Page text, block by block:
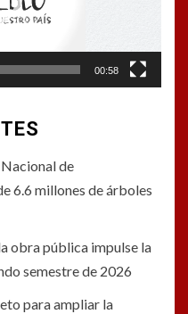
00:58
de
6.6 millones de árboles
obra pública impulse la
semestre de 2026
para ampliar la